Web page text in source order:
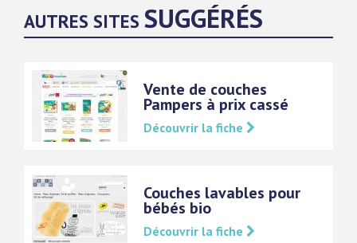
AUTRES SITES SUGGÉRÉS
Vente de couches
Pampers à prix cassé
Découvrir la fiche
Couches lavables pour
bébés bio
Découvrir la fiche